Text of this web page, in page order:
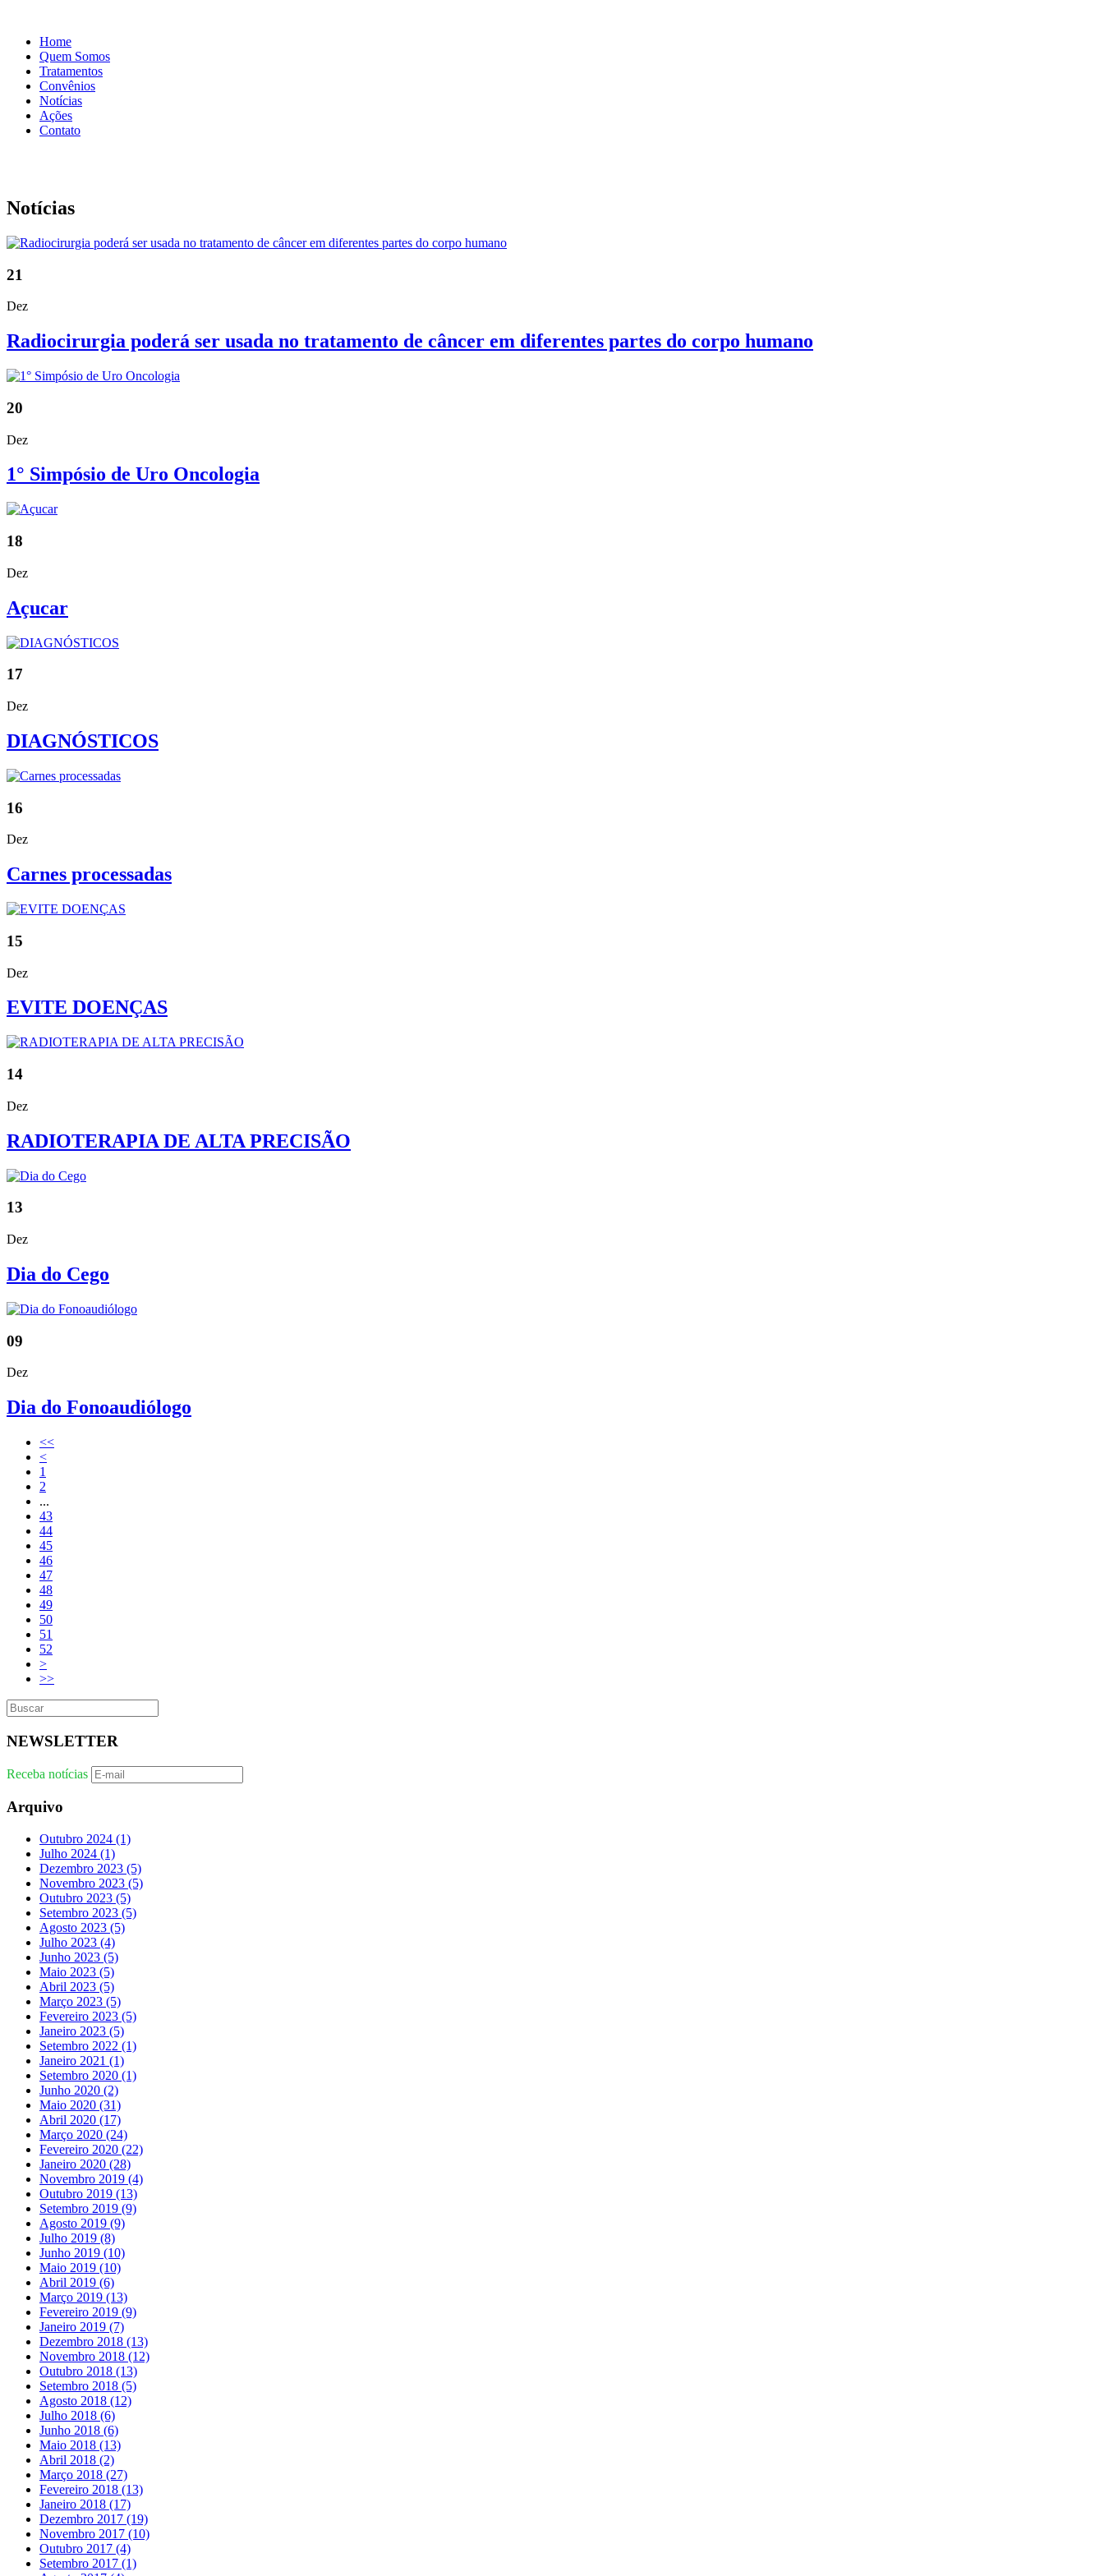
Home
Quem Somos
Tratamentos
Convênios
Notícias
Ações
Contato
Notícias
21
Dez
Radiocirurgia poderá ser usada no tratamento de câncer em diferentes partes do corpo humano
20
Dez
1° Simpósio de Uro Oncologia
18
Dez
Açucar
17
Dez
DIAGNÓSTICOS
16
Dez
Carnes processadas
15
Dez
EVITE DOENÇAS
14
Dez
RADIOTERAPIA DE ALTA PRECISÃO
13
Dez
Dia do Cego
09
Dez
Dia do Fonoaudiólogo
<<
<
1
2
...
43
44
45
46
47
48
49
50
51
52
>
>>
NEWSLETTER
Receba notícias
Arquivo
Outubro 2024 (1)
Julho 2024 (1)
Dezembro 2023 (5)
Novembro 2023 (5)
Outubro 2023 (5)
Setembro 2023 (5)
Agosto 2023 (5)
Julho 2023 (4)
Junho 2023 (5)
Maio 2023 (5)
Abril 2023 (5)
Março 2023 (5)
Fevereiro 2023 (5)
Janeiro 2023 (5)
Setembro 2022 (1)
Janeiro 2021 (1)
Setembro 2020 (1)
Junho 2020 (2)
Maio 2020 (31)
Abril 2020 (17)
Março 2020 (24)
Fevereiro 2020 (22)
Janeiro 2020 (28)
Novembro 2019 (4)
Outubro 2019 (13)
Setembro 2019 (9)
Agosto 2019 (9)
Julho 2019 (8)
Junho 2019 (10)
Maio 2019 (10)
Abril 2019 (6)
Março 2019 (13)
Fevereiro 2019 (9)
Janeiro 2019 (7)
Dezembro 2018 (13)
Novembro 2018 (12)
Outubro 2018 (13)
Setembro 2018 (5)
Agosto 2018 (12)
Julho 2018 (6)
Junho 2018 (6)
Maio 2018 (13)
Abril 2018 (2)
Março 2018 (27)
Fevereiro 2018 (13)
Janeiro 2018 (17)
Dezembro 2017 (19)
Novembro 2017 (10)
Outubro 2017 (4)
Setembro 2017 (1)